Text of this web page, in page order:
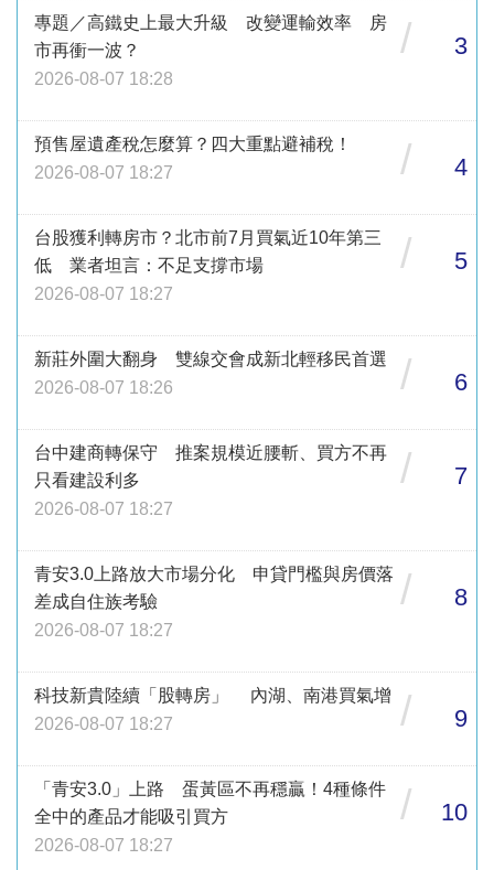
專題／高鐵史上最大升級 改變運輸效率 房
市再衝一波？
2026-08-07 18:28
/ 3
預售屋遺產稅怎麼算？四大重點避補稅！
2026-08-07 18:27
/ 4
台股獲利轉房市？北市前7月買氣近10年第三
低 業者坦言：不足支撐市場
2026-08-07 18:27
/ 5
新莊外圍大翻身 雙線交會成新北輕移民首選
2026-08-07 18:26
/ 6
台中建商轉保守 推案規模近腰斬、買方不再
只看建設利多
2026-08-07 18:27
/ 7
青安3.0上路放大市場分化 申貸門檻與房價落
差成自住族考驗
2026-08-07 18:27
/ 8
科技新貴陸續「股轉房」 內湖、南港買氣增
2026-08-07 18:27
/ 9
「青安3.0」上路 蛋黃區不再穩贏！4種條件
全中的產品才能吸引買方
2026-08-07 18:27
/ 10